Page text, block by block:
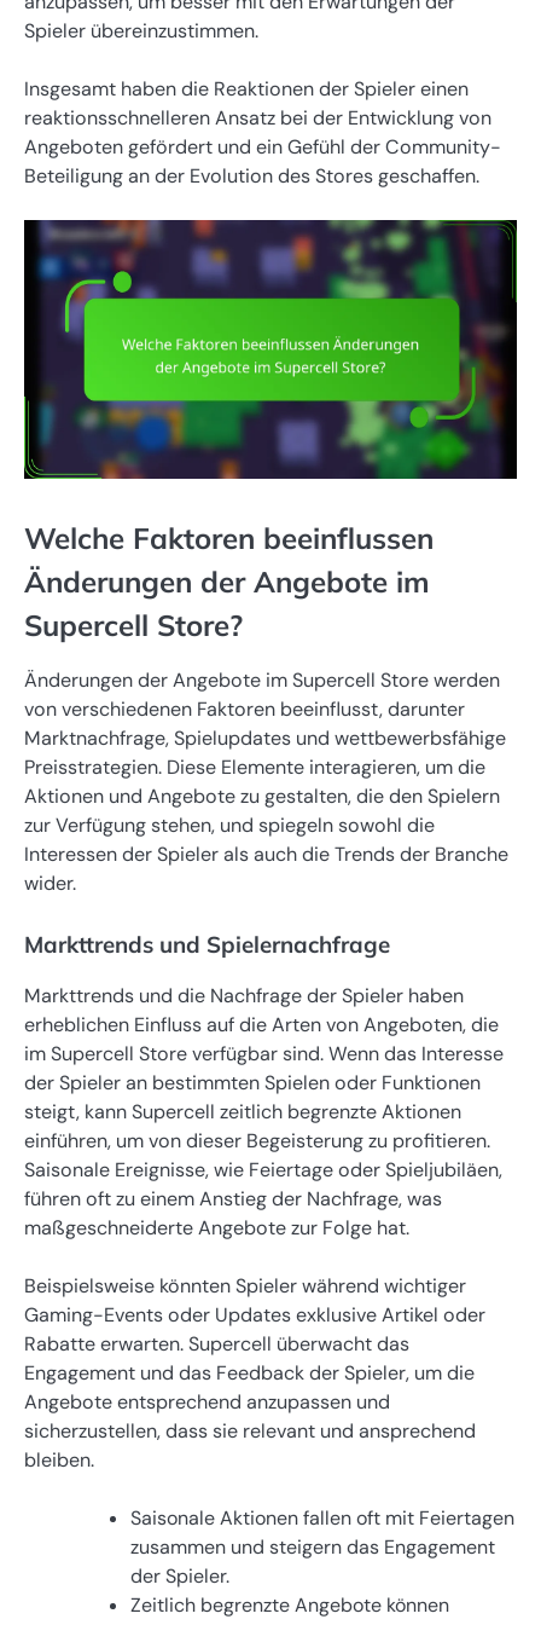
Spieler übereinzustimmen.
Insgesamt haben die Reaktionen der Spieler einen
reaktionsschnelleren Ansatz bei der Entwicklung von
Angeboten gefördert und ein Gefühl der Community-
Beteiligung an der Evolution des Stores geschaffen.
Welche Faktoren beeinflussen
Änderungen der Angebote im
Supercell Store?
Änderungen der Angebote im Supercell Store werden
von verschiedenen Faktoren beeinflusst, darunter
Marktnachfrage, Spielupdates und wettbewerbsfähige
Preisstrategien. Diese Elemente interagieren, um die
Aktionen und Angebote zu gestalten, die den Spielern
zur Verfügung stehen, und spiegeln sowohl die
Interessen der Spieler als auch die Trends der Branche
wider.
Markttrends und Spielernachfrage
Markttrends und die Nachfrage der Spieler haben
erheblichen Einfluss auf die Arten von Angeboten, die
im Supercell Store verfügbar sind. Wenn das Interesse
der Spieler an bestimmten Spielen oder Funktionen
steigt, kann Supercell zeitlich begrenzte Aktionen
einführen, um von dieser Begeisterung zu profitieren.
Saisonale Ereignisse, wie Feiertage oder Spieljubiläen,
führen oft zu einem Anstieg der Nachfrage, was
maßgeschneiderte Angebote zur Folge hat.
Beispielsweise könnten Spieler während wichtiger
Gaming-Events oder Updates exklusive Artikel oder
Rabatte erwarten. Supercell überwacht das
Engagement und das Feedback der Spieler, um die
Angebote entsprechend anzupassen und
sicherzustellen, dass sie relevant und ansprechend
bleiben.
Saisonale Aktionen fallen oft mit Feiertagen
zusammen und steigern das Engagement
der Spieler.
Zeitlich begrenzte Angebote können